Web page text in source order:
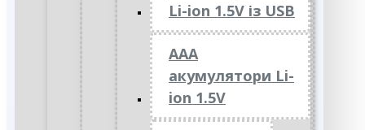
Li-ion 1.5V із USB
ААА
акумулятори Li-
ion 1.5V